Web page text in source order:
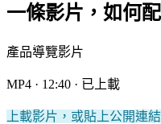
一條影片，如何
產品導覽影片
MP4 · 12:40 · 已上載
上載影片，或貼上公開連結